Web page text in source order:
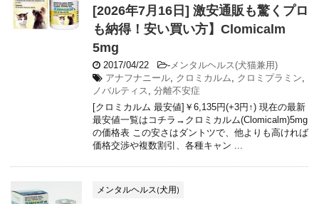
[2026年7月16日] 激安通販も驚くプロ
も納得！安い買い方】Clomicalm
5mg
2017/04/22 -メンタルヘルス(犬猫兼用)
アナフナニール, クロミカルム, クロミプラミン,
ノバルティス , 分離不安症
[クロミカルム 最安値]￥6,135円(+3円↑) 現在の最新
最安値一覧はコチラ→クロミカルム(Clomicalm)5mg
の価格表 この安さはダントツで、他よりも高ければ
価格交渉や複数割引、各種キャン ...
メンタルヘルス(犬用)